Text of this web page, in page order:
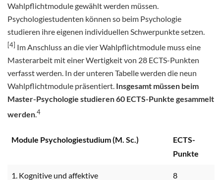
Wahlpflichtmodule gewählt werden müssen.
Psychologiestudenten können so beim Psychologie
studieren ihre eigenen individuellen Schwerpunkte setzen.
[4] Im Anschluss an die vier Wahlpflichtmodule muss eine
Masterarbeit mit einer Wertigkeit von 28 ECTS-Punkten
verfasst werden. In der unteren Tabelle werden die neun
Wahlpflichtmodule präsentiert. Insgesamt müssen beim
Master-Psychologie studieren 60 ECTS-Punkte gesammelt
werden.4
Module Psychologiestudium (M. Sc.)
ECTS-
Punkte
1. Kognitive und affektive 8